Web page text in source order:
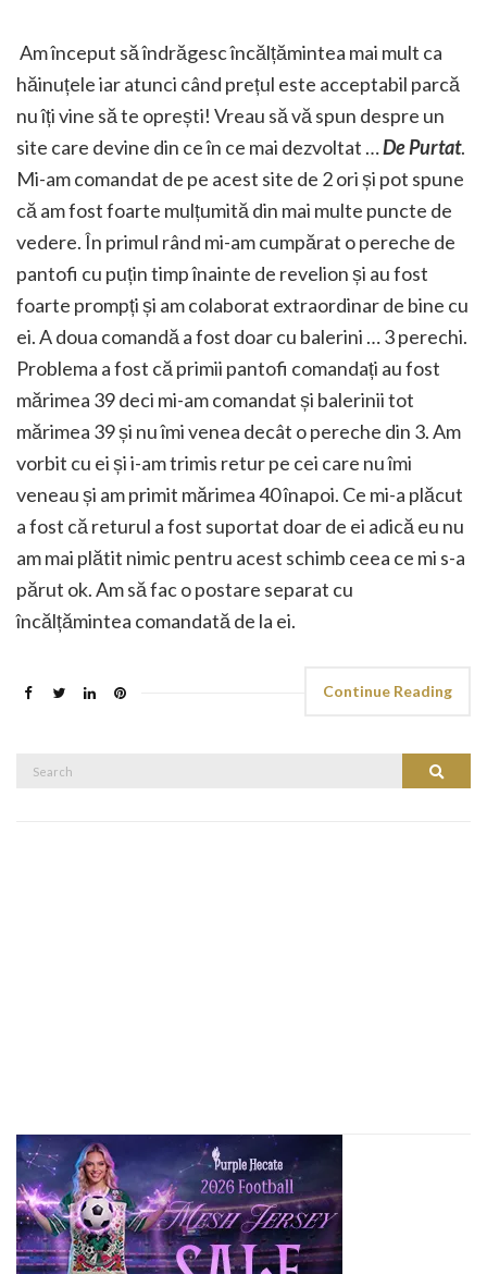
Am început să îndrăgesc încălțămintea mai mult ca
hăinuțele iar atunci când prețul este acceptabil parcă
nu îți vine să te oprești! Vreau să vă spun despre un
site care devine din ce în ce mai dezvoltat …De Purtat.
Mi-am comandat de pe acest site de 2 ori și pot spune
că am fost foarte mulțumită din mai multe puncte de
vedere. În primul rând mi-am cumpărat o pereche de
pantofi cu puțin timp înainte de revelion și au fost
foarte prompți și am colaborat extraordinar de bine cu
ei. A doua comandă a fost doar cu balerini … 3 perechi.
Problema a fost că primii pantofi comandați au fost
mărimea 39 deci mi-am comandat și balerinii tot
mărimea 39 și nu îmi venea decât o pereche din 3. Am
vorbit cu ei și i-am trimis retur pe cei care nu îmi
veneau și am primit mărimea 40 înapoi. Ce mi-a plăcut
a fost că returul a fost suportat doar de ei adică eu nu
am mai plătit nimic pentru acest schimb ceea ce mi s-a
părut ok. Am să fac o postare separat cu
încălțămintea comandată de la ei.
Continue Reading
Search